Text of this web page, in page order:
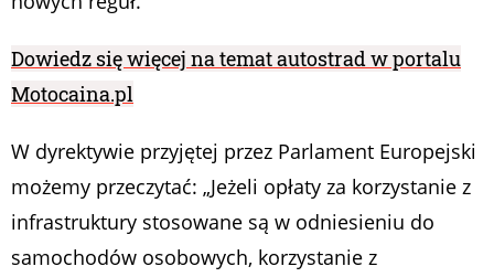
Dowiedz się więcej na temat autostrad w portalu
Motocaina.pl
W dyrektywie przyjętej przez Parlament Europejski
możemy przeczytać: „Jeżeli opłaty za korzystanie z
infrastruktury stosowane są w odniesieniu do
samochodów osobowych, korzystanie z